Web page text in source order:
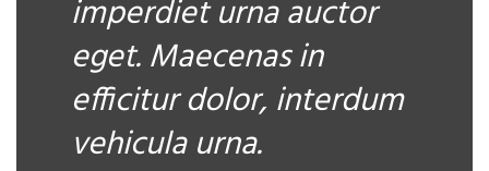
imperdiet urna auctor
eget. Maecenas in
efficitur dolor, interdum
vehicula urna.